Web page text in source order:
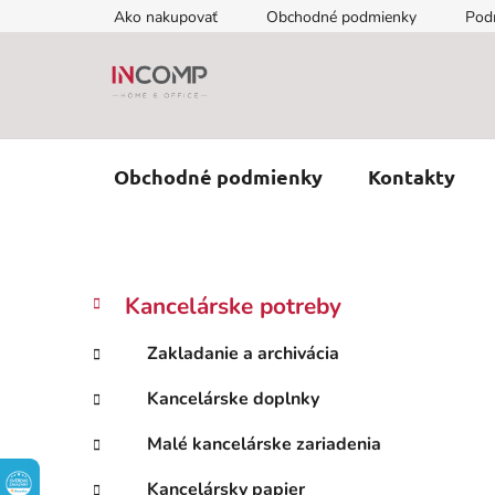
na
Ako nakupovať Obchodné podmienky
Obchodné podmienky Kontakty
B
č
ý
p
Preskočiť
kategórie
K
a
e
g
ó
r
e
Kancelárske potreby
Zakladanie a archivácia
Kancelárske doplnky
Malé kancelárske zariadenia
Kancelársky papier